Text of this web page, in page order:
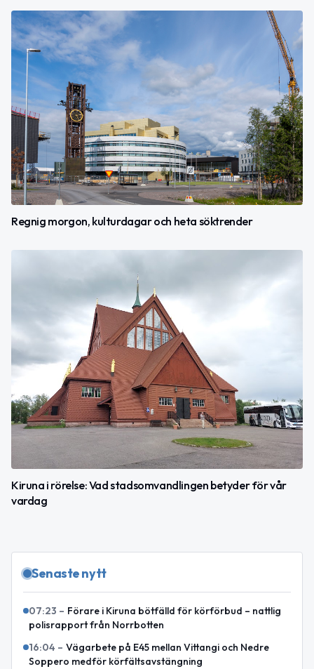
Regnig morgon, kulturdagar och heta söktrender
Kiruna i rörelse: Vad stadsomvandlingen betyder för vår
vardag
Senaste nytt
07:23 – Förare i Kiruna bötfälld för körförbud – nattlig
polisrapport från Norrbotten
16:04 – Vägarbete på E45 mellan Vittangi och Nedre
Soppero medför körfältsavstängning